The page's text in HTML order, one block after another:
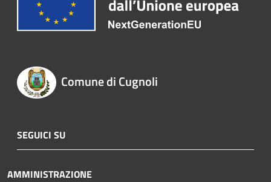
Comune di Cugnoli
SEGUICI SU
AMMINISTRAZIONE